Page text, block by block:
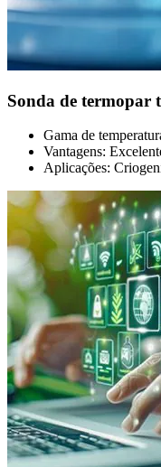
Sonda de termopar
Gama de
Vantagens:
Aplicações: